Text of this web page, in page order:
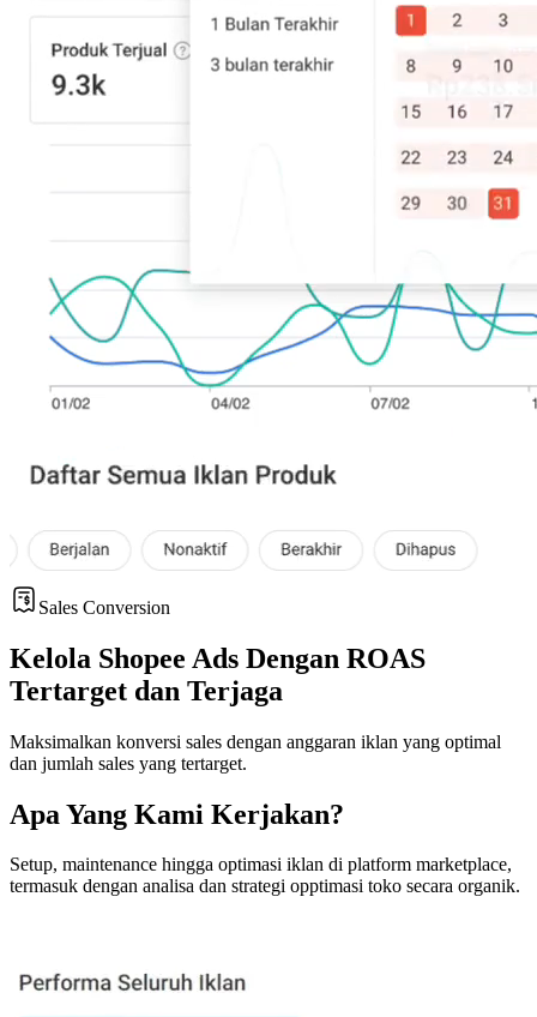
Sales Conversion
Kelola Shopee Ads Dengan ROAS
Tertarget dan Terjaga
Maksimalkan konversi sales dengan anggaran iklan yang optimal
dan jumlah sales yang tertarget.
Apa Yang Kami Kerjakan?
Setup, maintenance hingga optimasi iklan di platform marketplace,
termasuk dengan analisa dan strategi opptimasi toko secara organik.